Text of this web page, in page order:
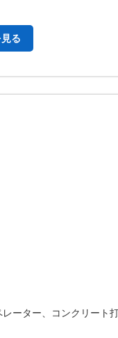
る
ーター、コンクリート